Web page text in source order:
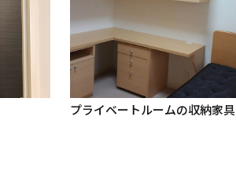
プライベートルームの収納家具